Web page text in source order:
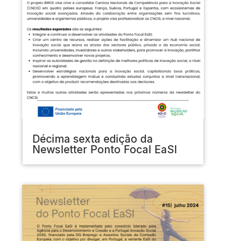
Décima sexta edição da
Newsletter Ponto Focal EaSI